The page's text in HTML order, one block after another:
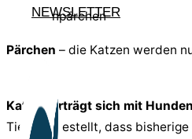
NEWSLETTER
Pärchen – die Katzen werden
Katze verträgt sich mit Hunden
Tier festgestellt, dass bisherige